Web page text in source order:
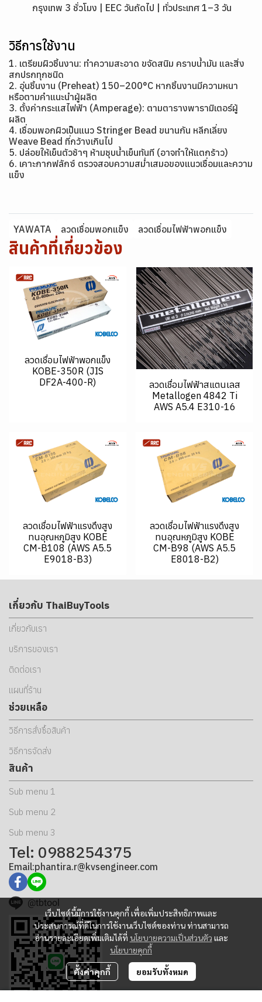
กรุงเทพ 3 ชั่วโมง | EEC วันถัดไป | ทั่วประเทศ 1–3 วัน
วิธีการใช้งาน
1. เตรียมผิวชิ้นงาน: ทำความสะอาด ขจัดสนิม คราบน้ำมัน และสิ่ง
สกปรกทุกชนิด
2. อุ่นชิ้นงาน (Preheat) 150–200°C หากชิ้นงานมีความหนา
หรือตามคำแนะนำผู้ผลิต
3. ตั้งค่ากระแสไฟฟ้า (Amperage): ตามตารางพารามิเตอร์ผู้
ผลิต
4. เชื่อมพอกผิวเป็นแนว Stringer Bead ขนานกัน หลีกเลี่ยง
Weave Bead ที่กว้างเกินไป
5. ปล่อยให้เย็นตัวช้าๆ ห้ามชุบน้ำเย็นทันที (อาจทำให้แตกร้าว)
6. เคาะกากฟลักซ์ ตรวจสอบความสม่ำเสมอของแนวเชื่อมและความ
แข็ง
YAWATA ลวดเชื่อมพอกแข็ง ลวดเชื่อมไฟฟ้าพอกแข็ง
สินค้าที่เกี่ยวข้อง
ลวดเชื่อมไฟฟ้าพอกแข็ง
KOBE-350R (JIS
DF2A-400-R)
ลวดเชื่อมไฟฟ้าสแตนเลส
Metallogen 4842 Ti
AWS A5.4 E310-16
ลวดเชื่อมไฟฟ้าแรงดึงสูง
ทนอุณหภูมิสูง KOBE
CM-B108 (AWS A5.5
E9018-B3)
ลวดเชื่อมไฟฟ้าแรงดึงสูง
ทนอุณหภูมิสูง KOBE
CM-B98 (AWS A5.5
E8018-B2)
เว็บไซต์นี้มีการใช้งานคุกกี้ เพื่อเพิ่มประสิทธิภาพและ
ประสบการณ์ที่ดีในการใช้งานเว็บไซต์ของท่าน ท่านสามารถ
อ่านรายละเอียดเพิ่มเติมได้ที่ นโยบายความเป็นส่วนตัว และ
นโยบายคุกกี้
ตั้งค่าคุกกี้ ยอมรับทั้งหมด
เกี่ยวกับ ThaiBuyTools
เกี่ยวกับเรา
บริการของเรา
ติดต่อเรา
แผนที่ร้าน
ช่วยเหลือ
วิธีการสั่งซื้อสินค้า
วิธีการจัดส่ง
สินค้า
Sub menu 1
Sub menu 2
Sub menu 3
Tel: 0988254375
Email:phantira.r@kvsengineer.com
@tbtool